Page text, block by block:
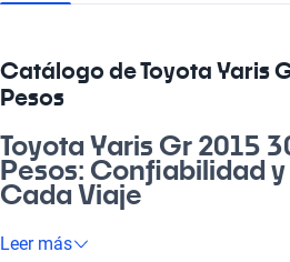
Catálogo de Toyota Yaris
Pesos
Toyota Yaris Gr 2015
Pesos: Confiabilidad
Cada Viaje
¿Buscando un auto que te
Leer más